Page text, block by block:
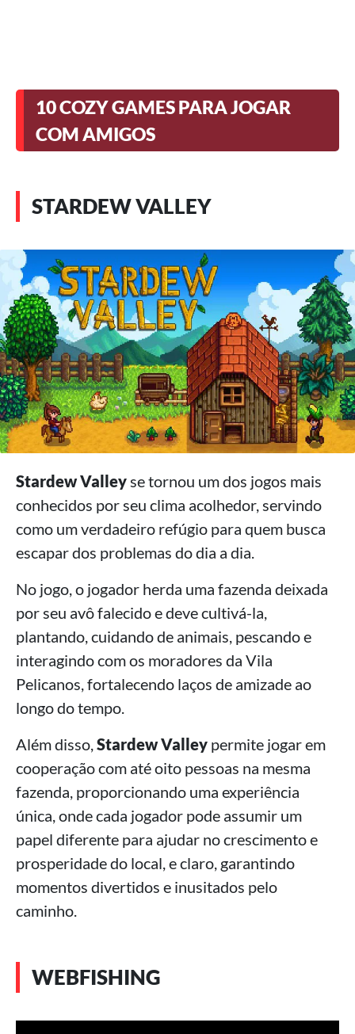
10 COZY GAMES PARA JOGAR
COM AMIGOS
STARDEW VALLEY
Stardew Valley se tornou um dos jogos mais
conhecidos por seu clima acolhedor, servindo
como um verdadeiro refúgio para quem busca
escapar dos problemas do dia a dia.
No jogo, o jogador herda uma fazenda deixada
por seu avô falecido e deve cultivá-la,
plantando, cuidando de animais, pescando e
interagindo com os moradores da Vila
Pelicanos, fortalecendo laços de amizade ao
longo do tempo.
Além disso, Stardew Valley permite jogar em
cooperação com até oito pessoas na mesma
fazenda, proporcionando uma experiência
única, onde cada jogador pode assumir um
papel diferente para ajudar no crescimento e
prosperidade do local, e claro, garantindo
momentos divertidos e inusitados pelo
caminho.
WEBFISHING